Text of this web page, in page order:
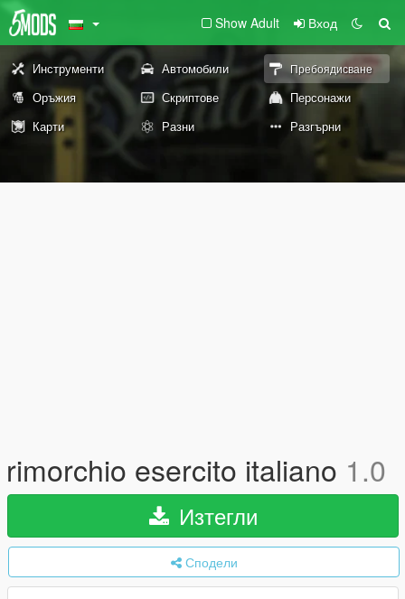
Show Adult Вход
Инструменти Автомобили Пребоядисване
Оръжия Скриптове
Персонажи
Карти
Разни Разгърни
rimorchio esercito italiano 1.0
Изтегли
Сподели